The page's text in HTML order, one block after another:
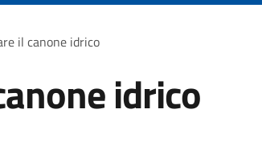
il canone idrico
idrico